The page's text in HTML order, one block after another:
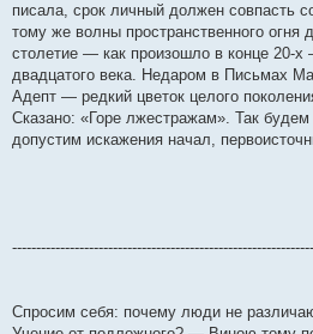
писала, срок личный должен совпасть
тому же волны пространственного огня
столетие — как произошло в конце 20-х
двадцатого века. Недаром в Письмах
Адепт — редкий цветок целого
Сказано: «Горе лжестражам». Так
допустим искажения начал,
Спросим себя: почему люди не